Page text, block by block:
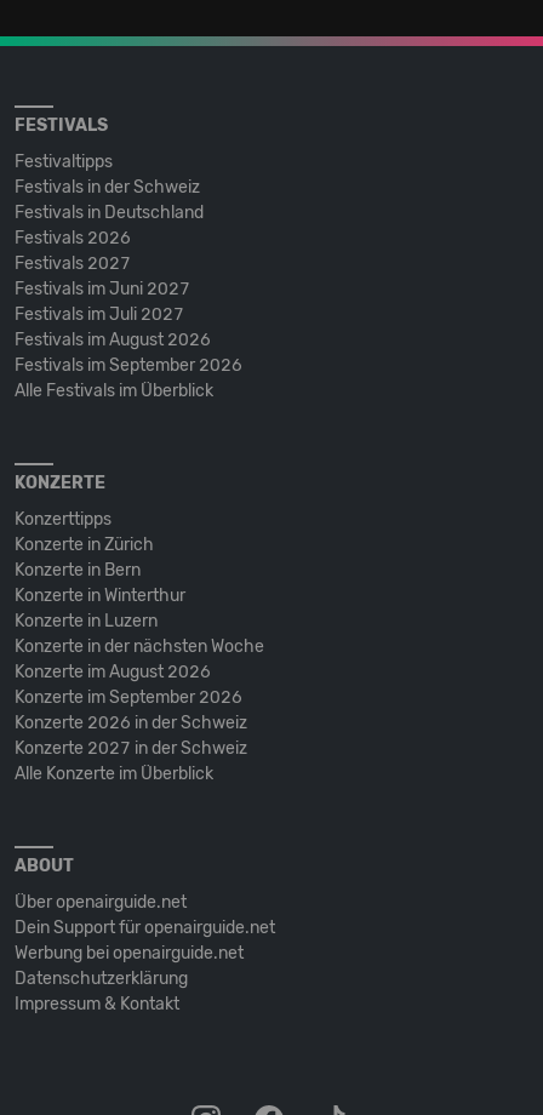
FESTIVALS
Festivaltipps
Festivals in der Schweiz
Festivals in Deutschland
Festivals 2026
Festivals 2027
Festivals im Juni 2027
Festivals im Juli 2027
Festivals im August 2026
Festivals im September 2026
Alle Festivals im Überblick
KONZERTE
Konzerttipps
Konzerte in Zürich
Konzerte in Bern
Konzerte in Winterthur
Konzerte in Luzern
Konzerte in der nächsten Woche
Konzerte im August 2026
Konzerte im September 2026
Konzerte 2026 in der Schweiz
Konzerte 2027 in der Schweiz
Alle Konzerte im Überblick
ABOUT
Über openairguide.net
Dein Support für openairguide.net
Werbung bei openairguide.net
Datenschutz­erklärung
Impressum & Kontakt